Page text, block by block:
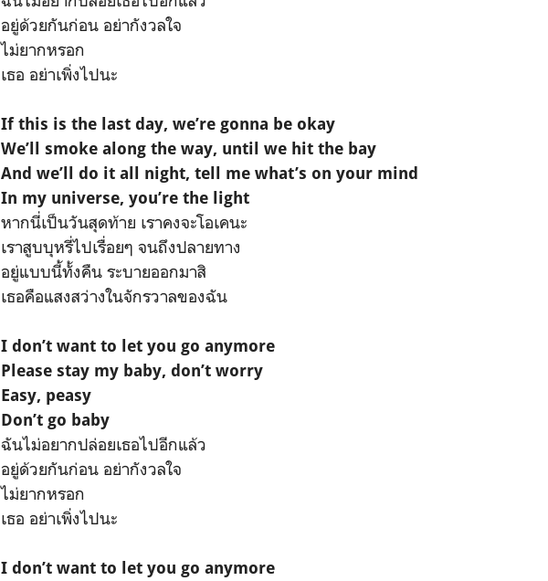
อยู่ด้วยกันก่อน อย่ากังวลใจ
ไม่ยากหรอก
เธอ อย่าเพิ่งไปนะ
If this is the last day, we’re gonna be okay
We’ll smoke along the way, until we hit the bay
And we’ll do it all night, tell me what’s on your mind
In my universe, you’re the light
หากนี่เป็นวันสุดท้าย เราคงจะโอเคนะ
เราสูบบุหรี่ไปเรื่อยๆ จนถึงปลายทาง
อยู่แบบนี้ทั้งคืน ระบายออกมาสิ
เธอคือแสงสว่างในจักรวาลของฉัน
I don’t want to let you go anymore
Please stay my baby, don’t worry
Easy, peasy
Don’t go baby
ฉันไม่อยากปล่อยเธอไปอีกแล้ว
อยู่ด้วยกันก่อน อย่ากังวลใจ
ไม่ยากหรอก
เธอ อย่าเพิ่งไปนะ
I don’t want to let you go anymore